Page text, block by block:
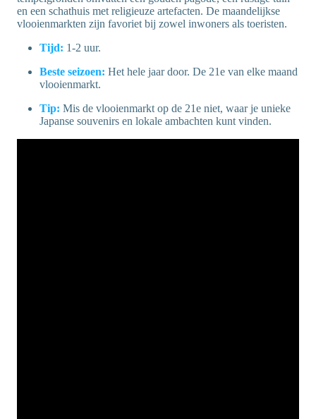
en een schathuis met religieuze artefacten. De maandelijkse
vlooienmarkten zijn favoriet bij zowel inwoners als toeristen.
Tijd: 1-2 uur.
Beste seizoen: Het hele jaar door. De 21e van elke maand
vlooienmarkt.
Tip: Mis de vlooienmarkt op de 21e niet, waar je unieke
Japanse souvenirs en lokale ambachten kunt vinden.